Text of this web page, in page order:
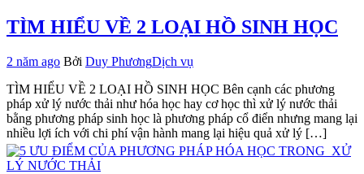
TÌM HIỂU VỀ 2 LOẠI HỒ SINH HỌC
2 năm ago Bởi Duy PhươngDịch vụ
TÌM HIỂU VỀ 2 LOẠI HỒ SINH HỌC Bên cạnh các phương
pháp xử lý nước thải như hóa học hay cơ học thì xử lý nước thải
bằng phương pháp sinh học là phương pháp cổ điển nhưng mang lại
nhiều lợi ích với chi phí vận hành mang lại hiệu quả xử lý […]